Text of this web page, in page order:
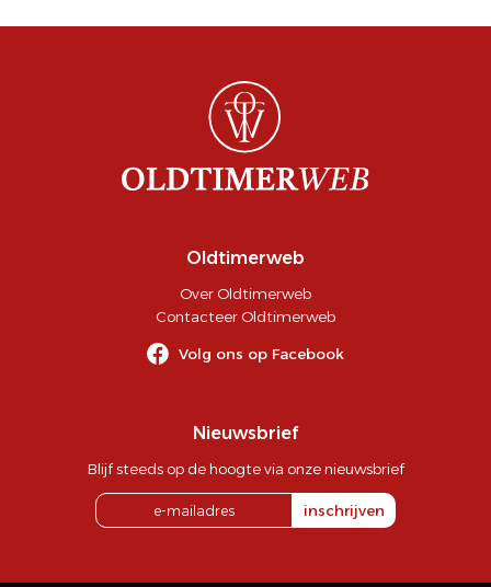
Oldtimerweb
Over Oldtimerweb
Contacteer Oldtimerweb
Volg ons op Facebook
Nieuwsbrief
Blijf steeds op de hoogte via onze nieuwsbrief
inschrijven